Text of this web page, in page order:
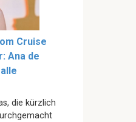
Cruise
Ana de
die kürzlich